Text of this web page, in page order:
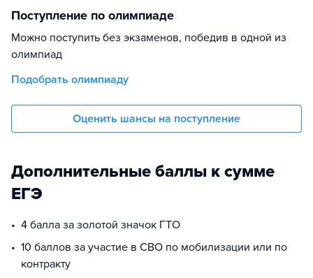
Поступление по олимпиаде
Можно поступить без экзаменов, победив в одной из
олимпиад
Подобрать олимпиаду
Оценить шансы на поступление
Дополнительные баллы к сумме
ЕГЭ
4 балла за золотой значок ГТО
10 баллов за участие в СВО по мобилизации или по
контракту